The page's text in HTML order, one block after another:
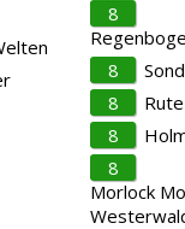
8
8
8
8
8
Morlock